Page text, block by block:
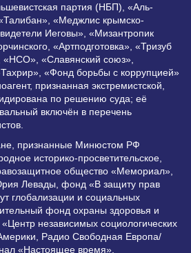
партия (НБП), «Аль-
«Меджлис крымско-
Иеговы», «Мизантропик
«Артподготовка», «Тризуб
«Славянский союз»,
«Фонд борьбы с коррупцией»
признанная экстремистской,
по решению суда; её
включён в перечень
признанные Минюстом РФ
историко-просветительское,
общество «Мемориал»,
Левады, фонд «В защиту прав
глобализации и социальных
фонд охраны здоровья и
независимых социологических
Радио Свободная Европа/
«Настоящее время»,